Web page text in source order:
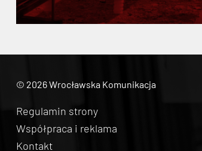
© 2026 Wrocławska Komunikacja
Regulamin strony
Współpraca i reklama
Kontakt